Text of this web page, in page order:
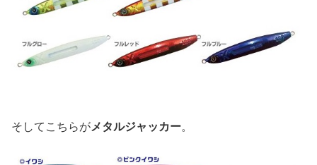
そしてこちらがメタルジャッカー。